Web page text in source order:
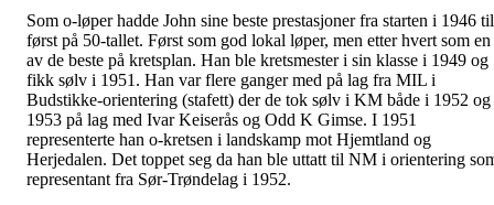
Som o-løper hadde John sine beste prestasjoner fra starten i 1946 til
først på 50-tallet. Først som god lokal løper, men etter hvert som en
av de beste på kretsplan. Han ble kretsmester i sin klasse i 1949 og
fikk sølv i 1951. Han var flere ganger med på lag fra MIL i
Budstikke-orientering (stafett) der de tok sølv i KM både i 1952 og
1953 på lag med Ivar Keiserås og Odd K Gimse. I 1951
representerte han o-kretsen i landskamp mot Hjemtland og
Herjedalen. Det toppet seg da han ble uttatt til NM i orientering
representant fra Sør-Trøndelag i 1952.